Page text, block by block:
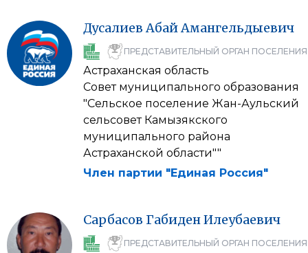
Дусалиев АбайАмангельдыевич
ПРЕДСТАВИТЕЛЬНЫЙ ОРГАН ПОСЕЛЕНИЯ
Астраханская область
Совет муниципального образования
"Сельское поселение Жан-Аульский
сельсовет Камызякского
муниципального района
Астраханской области""
Член партии "Единая Россия"
Сарбасов ГабиденИлеубаевич
ПРЕДСТАВИТЕЛЬНЫЙ ОРГАН ПОСЕЛЕНИЯ